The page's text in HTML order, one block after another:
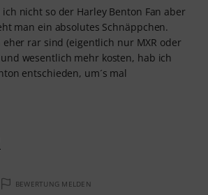
nicht so der Harley Benton Fan aber
man ein absolutes Schnäppchen.
rar sind (eigentlich nur MXR oder
wesentlich mehr kosten, hab ich
entschieden, um´s mal
BEWERTUNG MELDEN